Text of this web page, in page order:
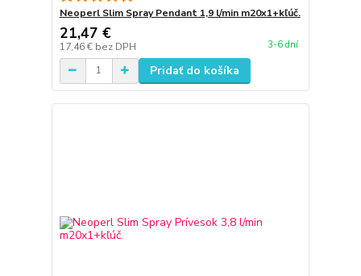
Neoperl Slim Spray Pendant 1,9 l/min m20x1+kľúč.
21,47 €
17,46 € bez DPH 3-6 dní
Pridať do košíka